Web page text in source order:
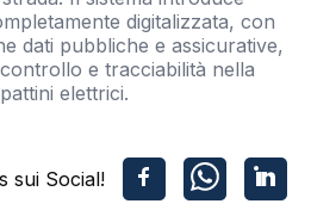
digitalizzata, con
dati pubbliche e assicurative,
e tracciabilità nella
elettrici.
sui Social!